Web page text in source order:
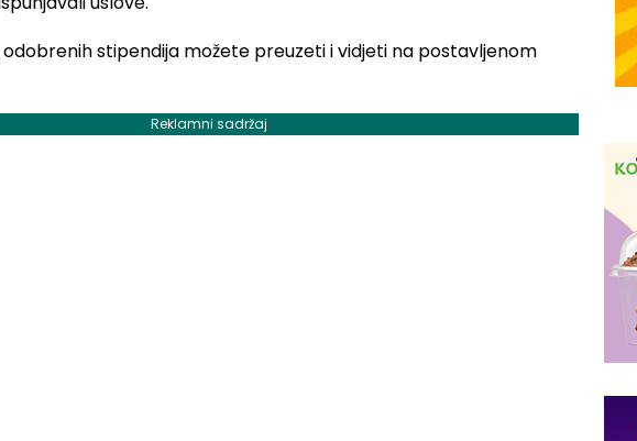
stipendija možete preuzeti i vidjeti na postavljenom
Reklamni sadržaj